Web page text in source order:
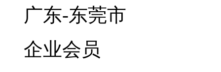
广东-东莞市
企业会员